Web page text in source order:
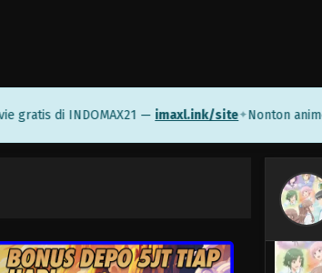
di INDOMAX21 —imaxl.ink/site✦Nonton anime